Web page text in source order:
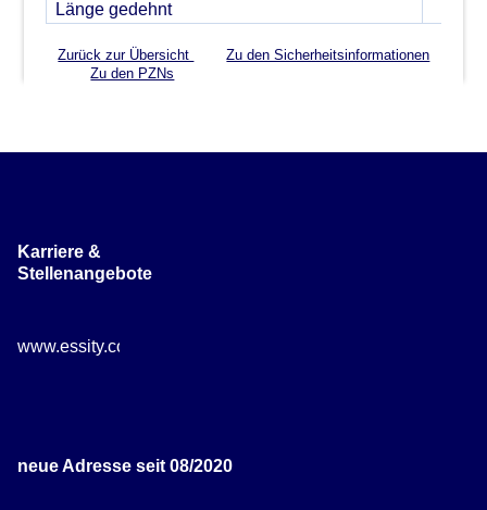
Länge gedehnt
Zurück zur Übersicht
Zu den Sicherheitsinformationen
Zu den PZNs
Karriere &
Stellenangebote
www.essity.com/careers
neue Adresse seit 08/2020